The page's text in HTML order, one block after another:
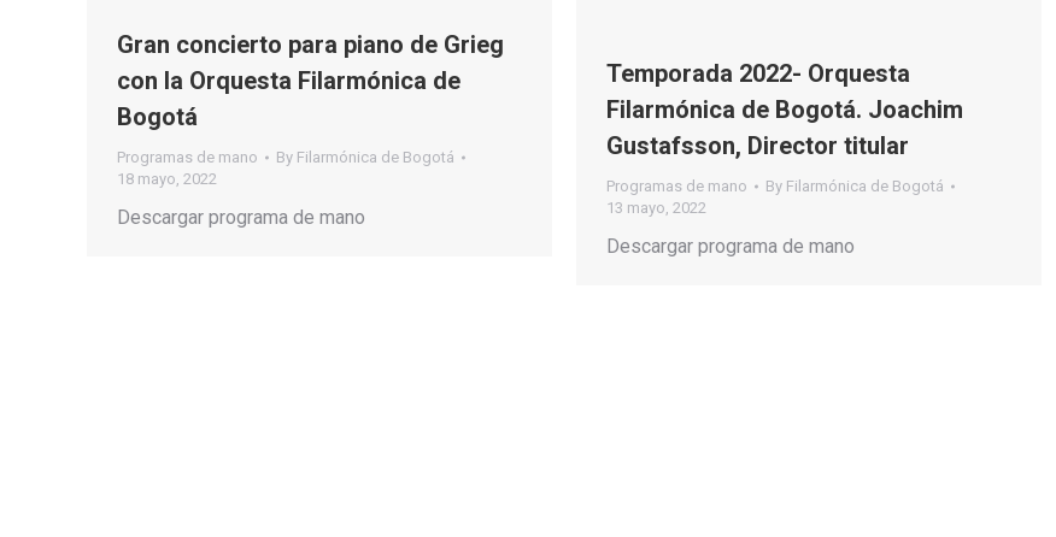
Gran concierto para piano de Grieg
con la Orquesta Filarmónica de
Bogotá
Programas de mano By Filarmónica de Bogotá
18 mayo, 2022
Descargar programa de mano
Temporada 2022- Orquesta
Filarmónica de Bogotá. Joachim
Gustafsson, Director titular
Programas de mano By Filarmónica de Bogotá
13 mayo, 2022
Descargar programa de mano